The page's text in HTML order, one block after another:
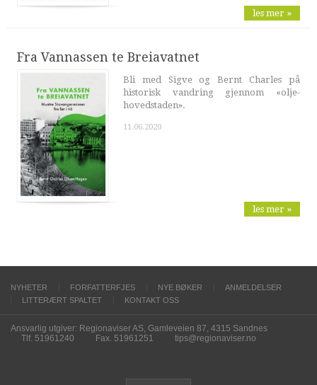
les mer »
Fra Vannassen te Breiavatnet
Bli med Sigve og Bernt Charles på
historisk vandring gjennom «olje-
hovedstaden».
11.06.2020
les mer »
NYHETER FORFATTERFJES NYE BØKER
ANMELDELSER
LITTERÆRT SPALTET
KONTAKT OSS
Ansvarlig utgiver: Regionaviser AS, Gamleveien 87, 4315 Sandnes
Tlf. 51961240
Fax. 51961251 tips@regionaviser.no